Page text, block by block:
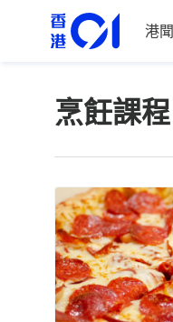
港聞
烹飪課程